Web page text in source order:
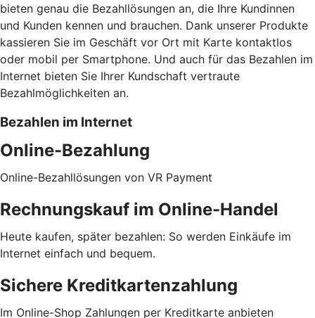
bieten genau die Bezahllösungen an, die Ihre Kundinnen
und Kunden kennen und brauchen. Dank unserer Produkte
kassieren Sie im Geschäft vor Ort mit Karte kontaktlos
oder mobil per Smartphone. Und auch für das Bezahlen im
Internet bieten Sie Ihrer Kundschaft vertraute
Bezahlmöglichkeiten an.
Bezahlen im Internet
Online-Bezahlung
Online-Bezahllösungen von VR Payment
Rechnungskauf im Online-Handel
Heute kaufen, später bezahlen: So werden Einkäufe im
Internet einfach und bequem.
Sichere Kreditkartenzahlung
Im Online-Shop Zahlungen per Kreditkarte anbieten